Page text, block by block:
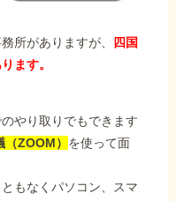
所がありますが、
四国
ます。
やり取りでもできます
ZOOM） を使って面
もなくパソコン、スマ